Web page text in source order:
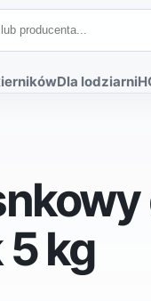
Dla lodziarni
kg